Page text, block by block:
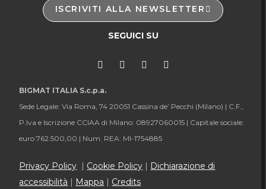
ISCRIVITI ALLA NEWSLETTER
SEGUICI SU
BIGMAT ITALIA S.c.p.a.
Sede Legale: Via Roma, 74 20051 Cassina de’ Pecchi (Milano) | C.F.,
P.Iva e Iscrizione CCIAA di Milano: 08927060015 | Capitale sociale:
euro 762.500,00 | Num. REA: MI-1754885
Privacy Policy | Cookie Policy | Dichiarazione di
accessibilità | Mappa | Credits